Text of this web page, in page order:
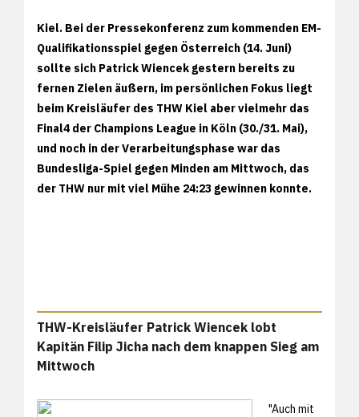
Kiel. Bei der Pressekonferenz zum kommenden EM-
Qualifikationsspiel gegen Österreich (14. Juni)
sollte sich Patrick Wiencek gestern bereits zu
fernen Zielen äußern, im persönlichen Fokus liegt
beim Kreisläufer des THW Kiel aber vielmehr das
Final4 der Champions League in Köln (30./31. Mai),
und noch in der Verarbeitungsphase war das
Bundesliga-Spiel gegen Minden am Mittwoch, das
der THW nur mit viel Mühe 24:23 gewinnen konnte.
THW-Kreisläufer Patrick Wiencek lobt
Kapitän Filip Jicha nach dem knappen Sieg am
Mittwoch
"Auch mit